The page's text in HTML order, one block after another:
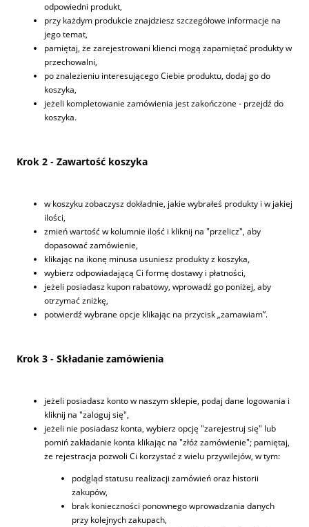
odpowiedni produkt,
przy każdym produkcie znajdziesz szczegółowe informacje na
jego temat,
pamiętaj, że zarejestrowani klienci mogą zapamiętać produkty w
przechowalni,
po znalezieniu interesującego Ciebie produktu, dodaj go do
koszyka,
jeżeli kompletowanie zamówienia jest zakończone - przejdź do
koszyka.
Krok 2 - Zawartość koszyka
w koszyku zobaczysz dokładnie, jakie wybrałeś produkty i w jakiej
ilości,
zmień wartość w kolumnie ilość i kliknij na "przelicz", aby
dopasować zamówienie,
klikając na ikonę minusa usuniesz produkty z koszyka,
wybierz odpowiadającą Ci formę dostawy i płatności,
jeżeli posiadasz kupon rabatowy, wprowadź go poniżej, aby
otrzymać zniżkę,
potwierdź wybrane opcje klikając na przycisk „zamawiam”.
Krok 3 - Składanie zamówienia
jeżeli posiadasz konto w naszym sklepie, podaj dane logowania i
kliknij na "zaloguj się",
jeżeli nie posiadasz konta, wybierz opcję "zarejestruj się" lub
pomiń zakładanie konta klikając na "złóż zamówienie"; pamiętaj,
że rejestracja pozwoli Ci korzystać z wielu przywilejów, w tym:
podgląd statusu realizacji zamówień oraz historii
zakupów,
brak konieczności ponownego wprowadzania danych
przy kolejnych zakupach,